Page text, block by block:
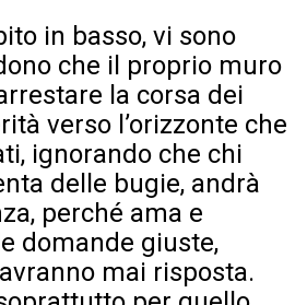
in basso, vi sono
che il proprio muro
la corsa dei
verso l’orizzonte che
ignorando che chi
delle bugie, andrà
perché ama e
domande giuste,
mai risposta.